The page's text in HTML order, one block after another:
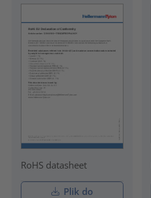
RoHS datasheet
Plik do